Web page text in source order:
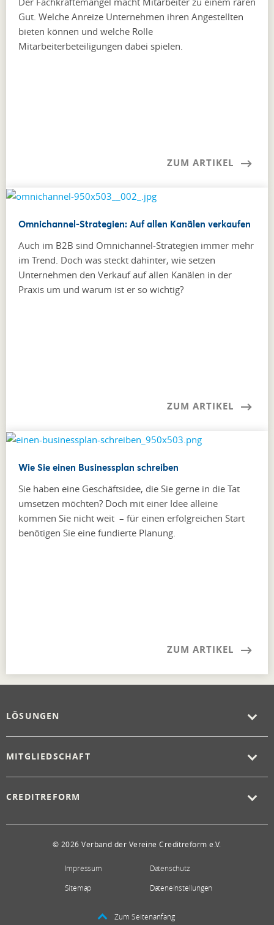
Gut. Welche Anreize Unternehmen ihren Angestellten
bieten können und welche Rolle
Mitarbeiterbeteiligungen dabei spielen.
ZUM ARTIKEL
Omnichannel-Strategien: Auf allen Kanälen verkaufen
Auch im B2B sind Omnichannel-Strategien immer mehr
im Trend. Doch was steckt dahinter, wie setzen
Unternehmen den Verkauf auf allen Kanälen in der
Praxis um und warum ist er so wichtig?
ZUM ARTIKEL
Wie Sie einen Businessplan schreiben
Sie haben eine Geschäftsidee, die Sie gerne in die Tat
umsetzen möchten? Doch mit einer Idee alleine
kommen Sie nicht weit – für einen erfolg­reichen Start
benötigen Sie eine fundierte Planung.
ZUM ARTIKEL
LÖSUNGEN
MITGLIEDSCHAFT
CREDITREFORM
© 2026 Verband der Vereine Creditreform e.V.
Impressum
Datenschutz
Sitemap
Dateneinstellungen
Zum Seitenanfang